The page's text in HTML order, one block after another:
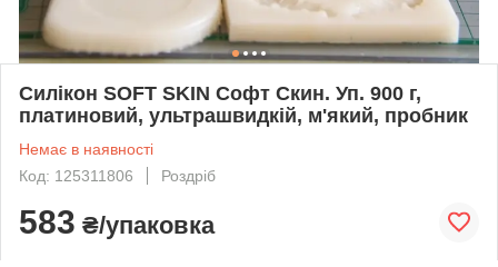
Силікон SOFT SKIN Софт Скин. Уп. 900 г,
платиновий, ультрашвидкій, м'який, пробник
Немає в наявності
Код: 125311806
Роздріб
583 ₴/упаковка